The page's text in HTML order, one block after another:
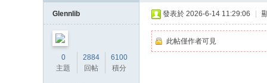
Glennlib
0
主題
2884
回帖
6100
積分
發表於 2026-6-14 11:29:06
此帖僅作者可見